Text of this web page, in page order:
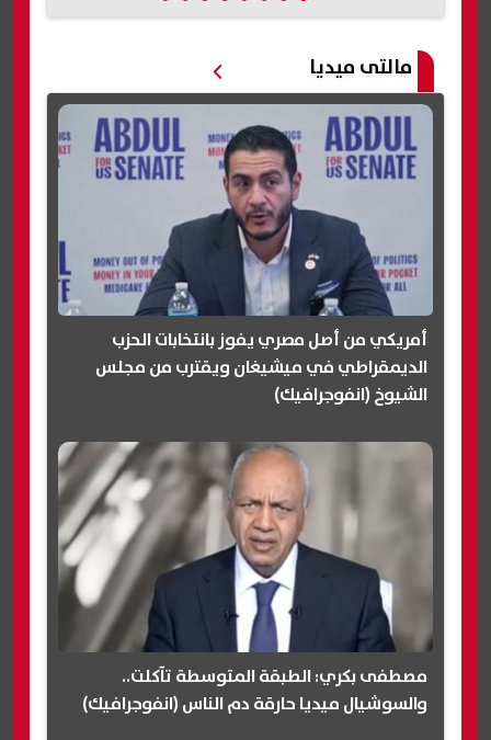
مالتى ميديا
أمريكي من أصل مصري يفوز بانتخابات الحزب
الديمقراطي في ميشيغان ويقترب من مجلس
الشيوخ (انفوجرافيك)
مصطفى بكري: الطبقة المتوسطة تآكلت..
والسوشيال ميديا حارقة دم الناس (انفوجرافيك)